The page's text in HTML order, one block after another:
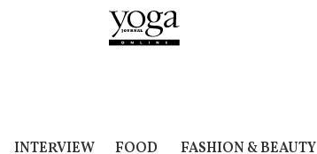
INTERVIEW FOOD FASHION & BEAUTY